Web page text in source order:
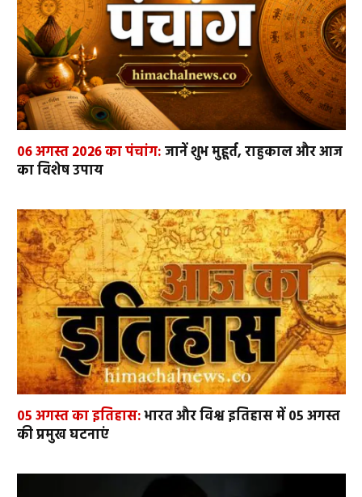
06 अगस्त 2026 का पंचांग:जानें शुभ मुहूर्त, राहुकाल और आज
का विशेष उपाय
05 अगस्त का इतिहास:भारत और विश्व इतिहास में 05 अगस्त
की प्रमुख घटनाएं